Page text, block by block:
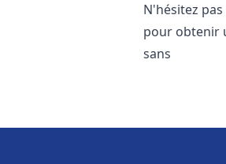
N'hésitez
pour obtenir
sans